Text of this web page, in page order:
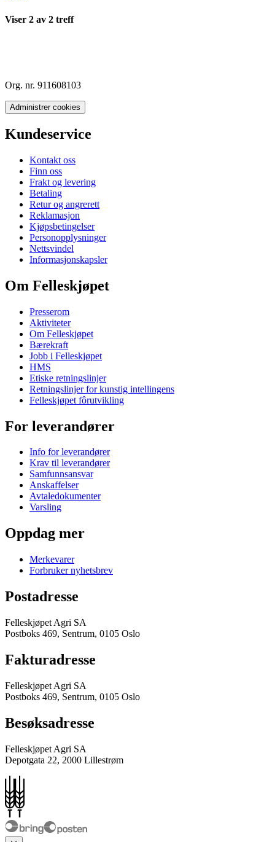
Viser 2 av 2 treff
Org. nr. 911608103
Administrer cookies
Kundeservice
Kontakt oss
Finn oss
Frakt og levering
Betaling
Retur og angrerett
Reklamasjon
Kjøpsbetingelser
Personopplysninger
Nettsvindel
Informasjonskapsler
Om Felleskjøpet
Presserom
Aktiviteter
Om Felleskjøpet
Bærekraft
Jobb i Felleskjøpet
HMS
Etiske retningslinjer
Retningslinjer for kunstig intellingens
Felleskjøpet fôrutvikling
For leverandører
Info for leverandører
Krav til leverandører
Samfunnsansvar
Anskaffelser
Avtaledokumenter
Varsling
Oppdag mer
Merkevarer
Forbruker nyhetsbrev
Postadresse
Felleskjøpet Agri SA
Postboks 469, Sentrum, 0105 Oslo
Fakturadresse
Felleskjøpet Agri SA
Postboks 469, Sentrum, 0105 Oslo
Besøksadresse
Felleskjøpet Agri SA
Depotgata 22, 2000 Lillestrøm